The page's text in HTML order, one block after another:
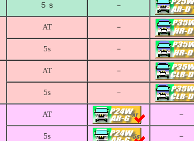
５ｓ －
AT －
5s －
AT －
5s －
AT －
5s －